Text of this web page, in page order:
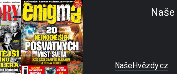
NašeHvězdy.cz